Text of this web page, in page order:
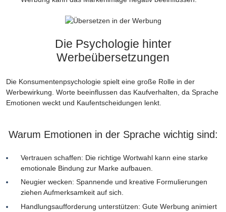
Die Psychologie hinter
Werbeübersetzungen
Die Konsumentenpsychologie spielt eine große Rolle in der
Werbewirkung. Worte beeinflussen das Kaufverhalten, da Sprache
Emotionen weckt und Kaufentscheidungen lenkt.
Warum Emotionen in der Sprache wichtig sind:
Vertrauen schaffen: Die richtige Wortwahl kann eine starke
emotionale Bindung zur Marke aufbauen.
Neugier wecken: Spannende und kreative Formulierungen
ziehen Aufmerksamkeit auf sich.
Handlungsaufforderung unterstützen: Gute Werbung animiert